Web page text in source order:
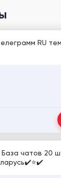
RU
База чатов 20